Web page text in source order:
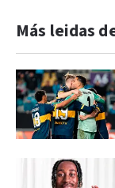
Más leidas